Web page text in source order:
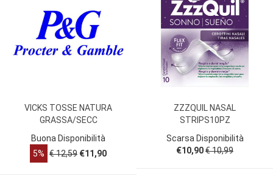
VICKS TOSSE NATURA
GRASSA/SECC
Buona Disponibilità
5% € 12,59 €11,90
ZZZQUIL NASAL
STRIPS10PZ
Scarsa Disponibilità
€10,90€ 10,99